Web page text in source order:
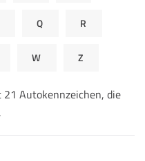
Q R
W Z
Autokennzeichen, die